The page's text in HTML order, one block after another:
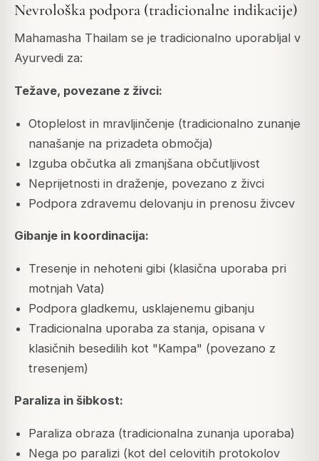
Nevrološka podpora (tradicionalne indikacije)
Mahamasha Thailam se je tradicionalno uporabljal v
Ayurvedi za:
Težave, povezane z živci:
Otoplelost in mravljinčenje (tradicionalno zunanje
nanašanje na prizadeta območja)
Izguba občutka ali zmanjšana občutljivost
Neprijetnosti in draženje, povezano z živci
Podpora zdravemu delovanju in prenosu živcev
Gibanje in koordinacija:
Tresenje in nehoteni gibi (klasična uporaba pri
motnjah Vata)
Podpora gladkemu, usklajenemu gibanju
Tradicionalna uporaba za stanja, opisana v
klasičnih besedilih kot "Kampa" (povezano z
tresenjem)
Paraliza in šibkost:
Paraliza obraza (tradicionalna zunanja uporaba)
Nega po paralizi (kot del celovitih protokolov